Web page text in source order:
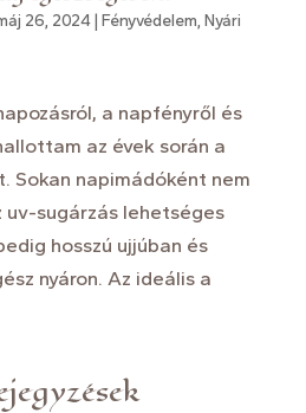
26, 2024| Fényvédelem, Nyári
a napfényről és
az évek során a
Sokan napimádóként nem
uv-sugárzás lehetséges
hosszú ujjúban és
nyáron. Az ideális a